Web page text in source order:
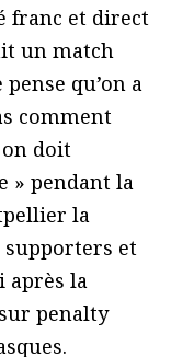
franc et direct
un match
qu’on a
comment
on doit
» pendant la
la
supporters et
après la
penalty